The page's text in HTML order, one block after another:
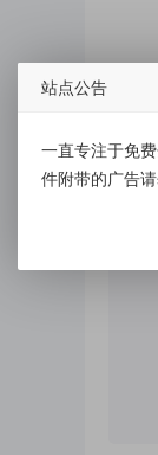
站点公告
一直专注于免
件附带的广告